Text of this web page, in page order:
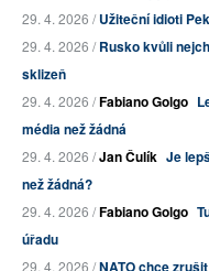
29. 4. 2026 /Užiteční idioti
29. 4. 2026 /Rusko kvůli
sklizeň
29. 4. 2026 /Fabiano Golgo
média než žádná
29. 4. 2026 /Jan Čulík Je
než žádná?
29. 4. 2026 /Fabiano Golgo
úřadu
29. 4. 2026 /NATO chce